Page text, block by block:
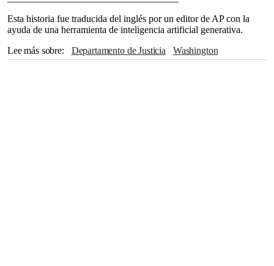
Esta historia fue traducida del inglés por un editor de AP con la
ayuda de una herramienta de inteligencia artificial generativa.
Lee más sobre
Departamento de Justicia
Washington